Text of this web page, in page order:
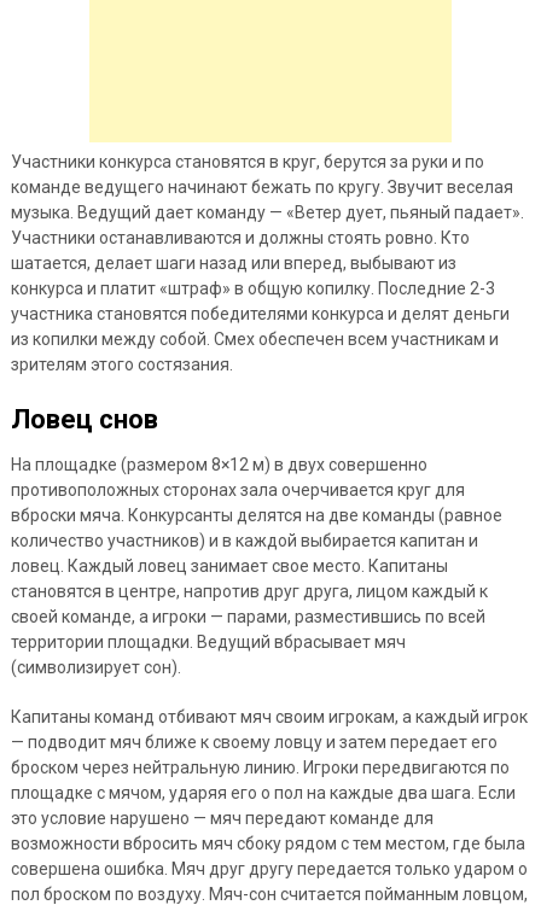
Участники конкурса становятся в круг, берутся за руки и по
команде ведущего начинают бежать по кругу. Звучит веселая
музыка. Ведущий дает команду — «Ветер дует, пьяный падает».
Участники останавливаются и должны стоять ровно. Кто
шатается, делает шаги назад или вперед, выбывают из
конкурса и платит «штраф» в общую копилку. Последние 2-3
участника становятся победителями конкурса и делят деньги
из копилки между собой. Смех обеспечен всем участникам и
зрителям этого состязания.
Ловец снов
На площадке (размером 8×12 м) в двух совершенно
противоположных сторонах зала очерчивается круг для
вброски мяча. Конкурсанты делятся на две команды (равное
количество участников) и в каждой выбирается капитан и
ловец. Каждый ловец занимает свое место. Капитаны
становятся в центре, напротив друг друга, лицом каждый к
своей команде, а игроки — парами, разместившись по всей
территории площадки. Ведущий вбрасывает мяч
(символизирует сон).
Капитаны команд отбивают мяч своим игрокам, а каждый игрок
— подводит мяч ближе к своему ловцу и затем передает его
броском через нейтральную линию. Игроки передвигаются по
площадке с мячом, ударяя его о пол на каждые два шага. Если
это условие нарушено — мяч передают команде для
возможности вбросить мяч сбоку рядом с тем местом, где была
совершена ошибка. Мяч друг другу передается только ударом о
пол броском по воздуху. Мяч-сон считается пойманным ловцом,